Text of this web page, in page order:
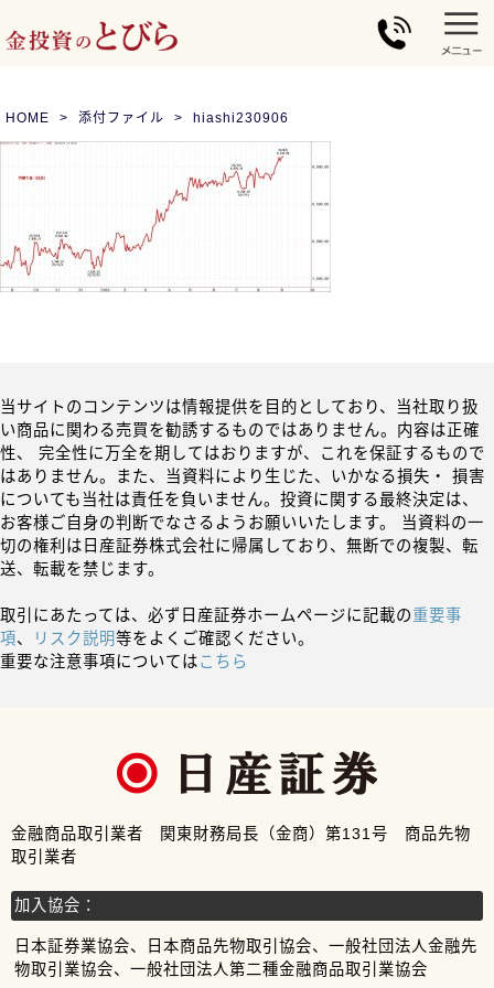
HOME 添付ファイル hiashi230906
当サイトのコンテンツは情報提供を目的としており、当社取り扱
い商品に関わる売買を勧誘するものではありません。内容は正確
性、 完全性に万全を期してはおりますが、これを保証するもので
はありません。また、当資料により生じた、いかなる損失・ 損害
についても当社は責任を負いません。投資に関する最終決定は、
お客様ご自身の判断でなさるようお願いいたします。 当資料の一
切の権利は日産証券株式会社に帰属しており、無断での複製、転
送、転載を禁じます。
取引にあたっては、必ず日産証券ホームページに記載の重要事
項、 リスク説明等をよくご確認ください。
重要な注意事項についてはこちら
金融商品取引業者 関東財務局長（金商）第131号 商品先物
取引業者
加入協会：
日本証券業協会、日本商品先物取引協会、一般社団法人金融先
物取引業協会、一般社団法人第二種金融商品取引業協会